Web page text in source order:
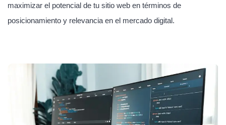
maximizar el potencial de tu sitio web en términos de
posicionamiento y relevancia en el mercado digital.